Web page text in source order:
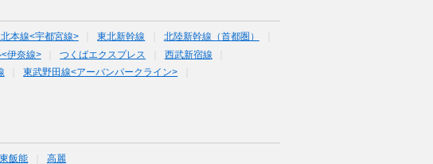
本線<宇都宮線> 東北新幹線
北陸新幹線（首都圏）
伊奈線> つくばエクスプレス
西武新宿線
東武野田線<アーバンパークライン>
東飯能 高麗